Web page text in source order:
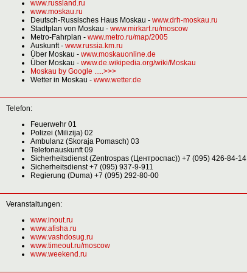
www.russland.ru
www.moskau.ru
Deutsch-Russisches Haus Moskau - www.drh-moskau.ru
Stadtplan von Moskau - www.mirkart.ru/moscow
Metro-Fahrplan - www.metro.ru/map/2005
Auskunft - www.russia.km.ru
Über Moskau - www.moskauonline.de
Über Moskau - www.de.wikipedia.org/wiki/Moskau
Moskau by Google .....>>>
Wetter in Moskau - www.wetter.de
Telefon:
Feuerwehr 01
Polizei (Milizija) 02
Ambulanz (Skoraja Pomasch) 03
Telefonauskunft 09
Sicherheitsdienst (Zentrospas (Центроспас)) +7 (095) 426-84-14
Sicherheitsdienst +7 (095) 937-9-911
Regierung (Duma) +7 (095) 292-80-00
Veranstaltungen:
www.inout.ru
www.afisha.ru
www.vashdosug.ru
www.timeout.ru/moscow
www.weekend.ru